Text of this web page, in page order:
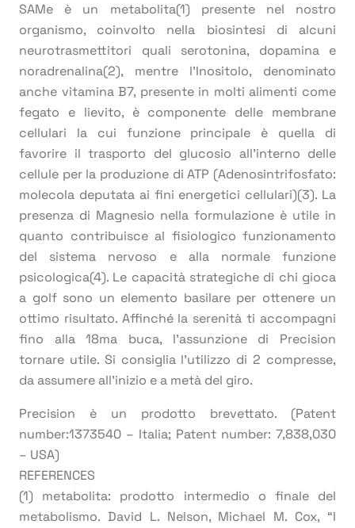
SAMe è un metabolita(1) presente nel nostro
organismo, coinvolto nella biosintesi di alcuni
neurotrasmettitori quali serotonina, dopamina e
noradrenalina(2), mentre l’Inositolo, denominato
anche vitamina B7, presente in molti alimenti come
fegato e lievito, è componente delle membrane
cellulari la cui funzione principale è quella di
favorire il trasporto del glucosio all’interno delle
cellule per la produzione di ATP (Adenosintrifosfato:
molecola deputata ai fini energetici cellulari)(3). La
presenza di Magnesio nella formulazione è utile in
quanto contribuisce al fisiologico funzionamento
del sistema nervoso e alla normale funzione
psicologica(4). Le capacità strategiche di chi gioca
a golf sono un elemento basilare per ottenere un
ottimo risultato. Affinché la serenità ti accompagni
fino alla 18ma buca, l’assunzione di Precision
tornare utile. Si consiglia l’utilizzo di 2 compresse,
da assumere all’inizio e a metà del giro.
Precision è un prodotto brevettato. (Patent
number:1373540 – Italia; Patent number: 7,838,030
– USA)
REFERENCES
(1) metabolita: prodotto intermedio o finale del
metabolismo. David L. Nelson, Michael M. Cox, “I